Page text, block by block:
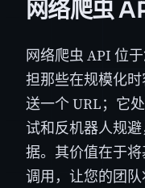
网络爬虫
网络爬虫 API 位
担那些在规模化
送一个 URL；它
试和反机器人规
据。其价值在于
调用，让您的团